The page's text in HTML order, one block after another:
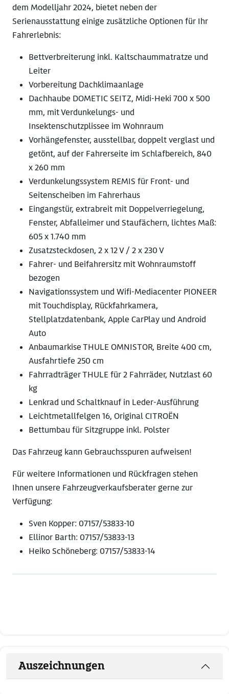
dem Modelljahr 2024, bietet neben der
Serienausstattung einige zusätzliche Optionen für Ihr
Fahrerlebnis:
Bettverbreiterung inkl. Kaltschaummatratze und
Leiter
Vorbereitung Dachklimaanlage
Dachhaube DOMETIC SEITZ, Midi-Heki 700 x 500
mm, mit Verdunkelungs- und
Insektenschutzplissee im Wohnraum
Vorhängefenster, ausstellbar, doppelt verglast und
getönt, auf der Fahrerseite im Schlafbereich, 840
x 260 mm
Verdunkelungssystem REMIS für Front- und
Seitenscheiben im Fahrerhaus
Eingangstür, extrabreit mit Doppelverriegelung,
Fenster, Abfalleimer und Staufächern, lichtes Maß:
605 x 1.740 mm
Zusatzsteckdosen, 2 x 12 V / 2 x 230 V
Fahrer- und Beifahrersitz mit Wohnraumstoff
bezogen
Navigationssystem und Wifi-Mediacenter PIONEER
mit Touchdisplay, Rückfahrkamera,
Stellplatzdatenbank, Apple CarPlay und Android
Auto
Anbaumarkise THULE OMNISTOR, Breite 400 cm,
Ausfahrtiefe 250 cm
Fahrradträger THULE für 2 Fahrräder, Nutzlast 60
kg
Lenkrad und Schaltknauf in Leder-Ausführung
Leichtmetallfelgen 16, Original CITROËN
Bettumbau für Sitzgruppe inkl. Polster
Das Fahrzeug kann Gebrauchsspuren aufweisen!
Für weitere Informationen und Rückfragen stehen
Ihnen unsere Fahrzeugverkaufsberater gerne zur
Verfügung:
Sven Kopper: 07157/53833-10
Ellinor Barth: 07157/53833-13
Heiko Schöneberg: 07157/53833-14
Auszeichnungen